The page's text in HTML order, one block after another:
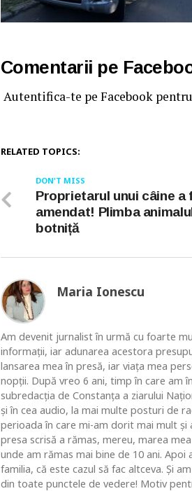
Comentarii pe
Autentifica-te pe Facebook
RELATED TOPICS:
DON'T MISS
Proprietarul unui câine a
amendat! Plimba
botniță
Maria Ionescu
Am devenit jurnalist în urmă cu foarte
informaţii, iar adunarea acestora
lansarea mea în presă, iar viaţa mea
nopţii. După vreo 6 ani, timp în care am
subredacţia de Constanţa a ziarului
şi în cea audio, la mai multe posturi de
perioada în care mi-am dorit mai mult şi
presa scrisă a rămas, mereu, marea
unde am rămas mai bine de 10 ani.
familia, că este cazul să fac altceva. Şi
din toate punctele de vedere! Motiv